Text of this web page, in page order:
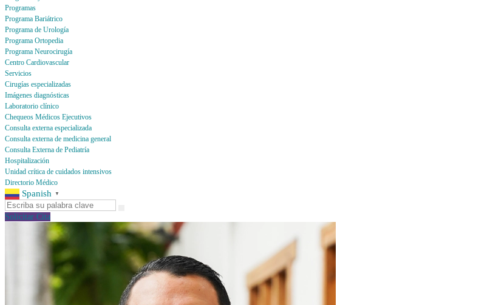
Programas
Programa Bariátrico
Programa de Urología
Programa Ortopedia
Programa Neurocirugía
Centro Cardiovascular
Servicios
Cirugías especializadas
Imágenes diagnósticas
Laboratorio clínico
Chequeos Médicos Ejecutivos
Consulta externa especializada
Consulta externa de medicina general
Consulta Externa de Pediatría
Hospitalización
Unidad crítica de cuidados intensivos
Directorio Médico
Spanish ▼
Solicitar Cita